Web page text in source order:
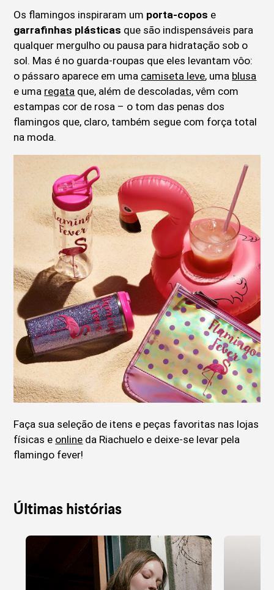
Os flamingos inspiraram um porta-copos e
garrafinhas plásticas que são indispensáveis para
qualquer mergulho ou pausa para hidratação sob o
sol. Mas é no guarda-roupas que eles levantam vôo:
o pássaro aparece em uma camiseta leve, uma blusa
e uma regata que, além de descoladas, vêm com
estampas cor de rosa – o tom das penas dos
flamingos que, claro, também segue com força total
na moda.
Faça sua seleção de itens e peças favoritas nas lojas
físicas e online da Riachuelo e deixe-se levar pela
flamingo fever!
Últimas histórias